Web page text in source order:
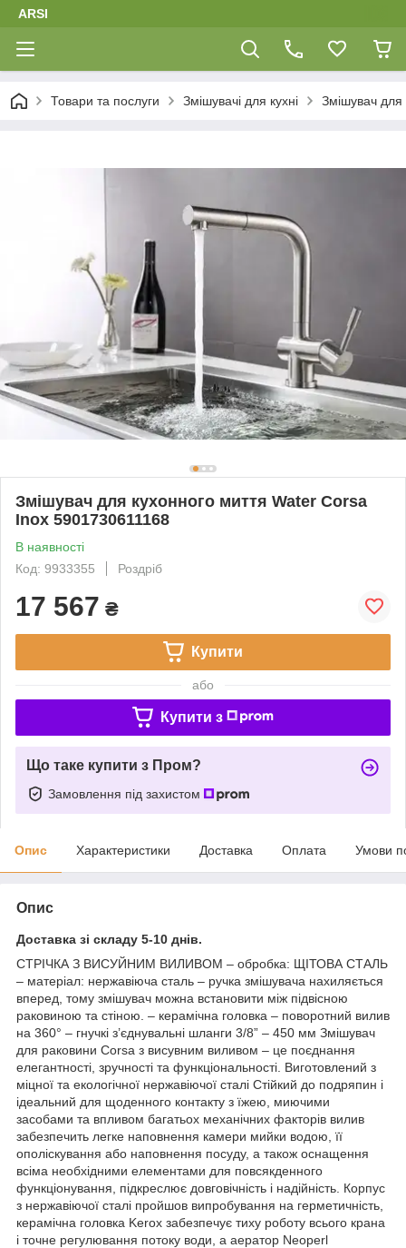
ARSI
Товари та послуги Змішувачі для кухні Змішувач
Змішувач для кухонного миття Water Corsa
Inox 5901730611168
В наявності
Код: 9933355
Роздріб
17 567 ₴
Купити
або
Купити з
Що таке купити з Пром?
Замовлення під захистом
Опис Характеристики Доставка Оплата Умови
Опис
Доставка зі складу 5-10 днів.
СТРІЧКА З ВИСУЙНИМ ВИЛИВОМ – обробка: ЩІТОВА СТАЛЬ
– матеріал: нержавіюча сталь – ручка змішувача нахиляється
вперед, тому змішувач можна встановити між підвісною
раковиною та стіною. – керамічна головка – поворотний вилив
на 360° – гнучкі з’єднувальні шланги 3/8” – 450 мм Змішувач
для раковини Corsa з висувним виливом – це поєднання
елегантності, зручності та функціональності. Виготовлений з
міцної та екологічної нержавіючої сталі Стійкий до подряпин і
ідеальний для щоденного контакту з їжею, миючими
засобами та впливом багатьох механічних факторів вилив
забезпечить легке наповнення камери мийки водою, її
ополіскування або наповнення посуду, а також оснащення
всіма необхідними елементами для повсякденного
функціонування, підкреслює довговічність і надійність. Корпус
з нержавіючої сталі пройшов випробування на герметичність,
керамічна головка Kerox забезпечує тиху роботу всього крана
і точне регулювання потоку води, а аератор Neoperl